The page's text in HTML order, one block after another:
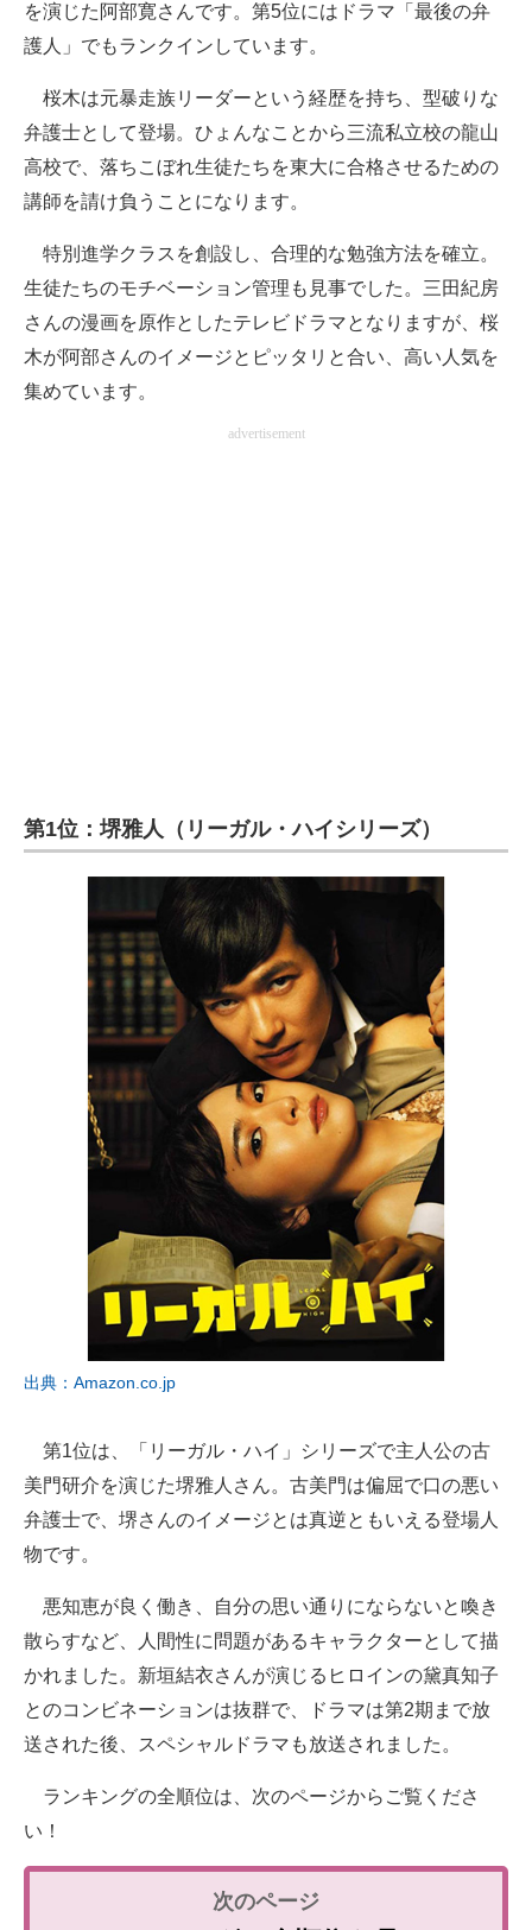
を演じた阿部寛さんです。第5位にはドラマ「最後の弁
護人」でもランクインしています。
桜木は元暴走族リーダーという経歴を持ち、型破りな
弁護士として登場。ひょんなことから三流私立校の龍山
高校で、落ちこぼれ生徒たちを東大に合格させるための
講師を請け負うことになります。
特別進学クラスを創設し、合理的な勉強方法を確立。
生徒たちのモチベーション管理も見事でした。三田紀房
さんの漫画を原作としたテレビドラマとなりますが、桜
木が阿部さんのイメージとピッタリと合い、高い人気を
集めています。
advertisement
第1位：堺雅人（リーガル・ハイシリーズ）
出典：Amazon.co.jp
第1位は、「リーガル・ハイ」シリーズで主人公の古
美門研介を演じた堺雅人さん。古美門は偏屈で口の悪い
弁護士で、堺さんのイメージとは真逆ともいえる登場人
物です。
悪知恵が良く働き、自分の思い通りにならないと喚き
散らすなど、人間性に問題があるキャラクターとして描
かれました。新垣結衣さんが演じるヒロインの黛真知子
とのコンビネーションは抜群で、ドラマは第2期まで放
送された後、スペシャルドラマも放送されました。
ランキングの全順位は、次のページからご覧くださ
い！